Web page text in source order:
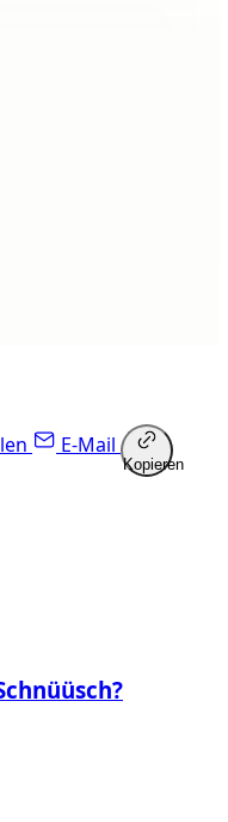
E-Mail
Kopieren